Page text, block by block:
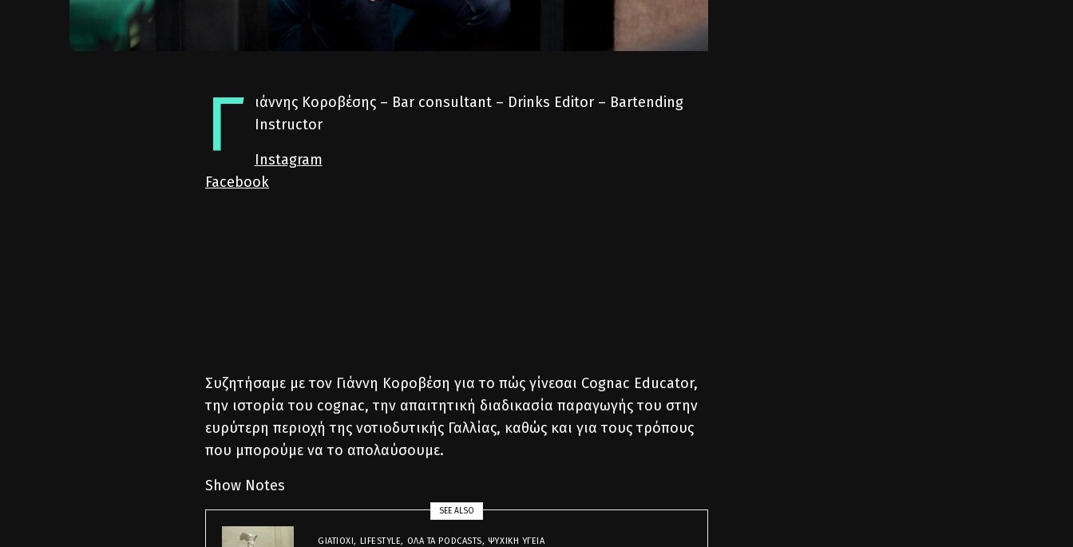
Γ
ιάννης Κοροβέσης – Bar consultant – Drinks Editor – Bartending
Instructor
Instagram
Facebook
Συζητήσαμε με τον Γιάννη Κοροβέση για το πώς γίνεσαι Cognac Educator,
την ιστορία του cognac, την απαιτητική διαδικασία παραγωγής του στην
ευρύτερη περιοχή της νοτιοδυτικής Γαλλίας, καθώς και για τους τρόπους
που μπορούμε να το απολαύσουμε.
Show Notes
SEE ALSO
GIATIOXI, LIFESTYLE, ΌΛΑ ΤΑ PODCASTS, ΨΥΧΙΚΉ ΥΓΕΊΑ